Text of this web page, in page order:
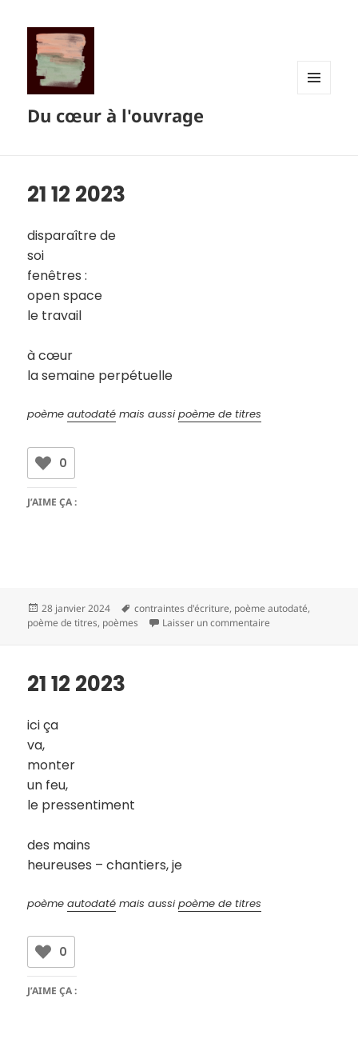
Du cœur à l'ouvrage
21 12 2023
disparaître de
soi
fenêtres :
open space
le travail
à cœur
la semaine perpétuelle
poèmeautodaté mais aussipoème de titres
0
J’AIME ÇA :
Publié
le
28 janvier 2024
Mots-
clés
contraintes d'écriture, poème autodaté,
poème de titres, poèmes Laisser un commentaire
21 12 2023
ici ça
va,
monter
un feu,
le pressentiment
des mains
heureuses – chantiers, je
poèmeautodaté mais aussipoème de titres
0
J’AIME ÇA :